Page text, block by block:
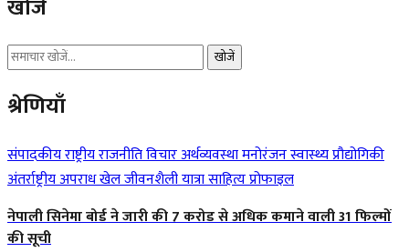
खोजें
खोजें
श्रेणियाँ
संपादकीयराष्ट्रीयराजनीतिविचारअर्थव्यवस्थामनोरंजनस्वास्थ्यप्रौद्योगिकी
अंतर्राष्ट्रीयअपराधखेलजीवनशैलीयात्रासाहित्यप्रोफाइल
नेपाली सिनेमा बोर्ड ने जारी की 7 करोड से अधिक कमाने वाली 31 फिल्मों
की सूची